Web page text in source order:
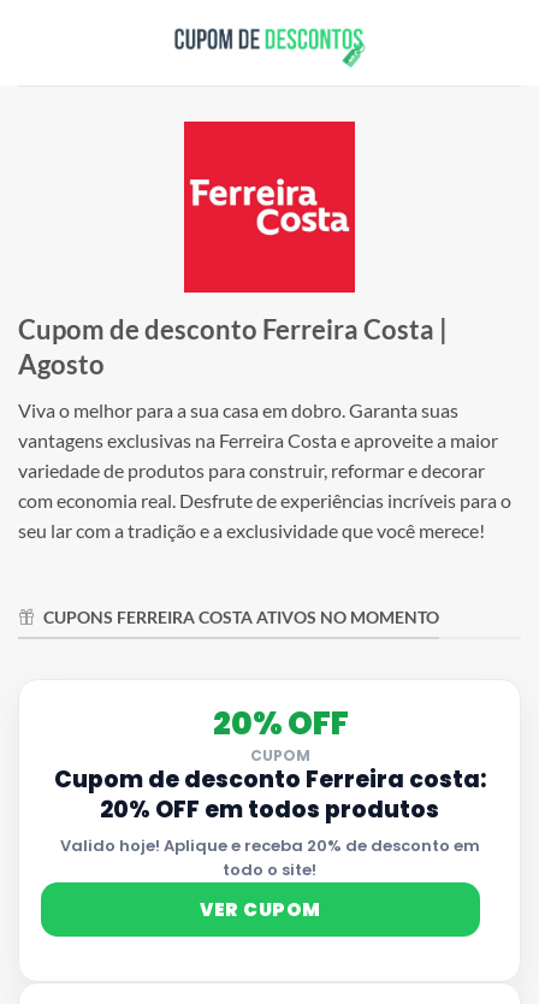
Cupom de desconto Ferreira Costa |
Agosto
Viva o melhor para a sua casa em dobro. Garanta suas
vantagens exclusivas na Ferreira Costa e aproveite a maior
variedade de produtos para construir, reformar e decorar
com economia real. Desfrute de experiências incríveis para o
seu lar com a tradição e a exclusividade que você merece!
CUPONS FERREIRA COSTA ATIVOS NO MOMENTO
20% OFF
CUPOM
Cupom de desconto Ferreira costa:
20% OFF em todos produtos
Valido hoje! Aplique e receba 20% de desconto em
todo o site!
VER CUPOM